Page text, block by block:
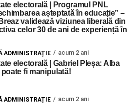
electorală | Programul PNL
așteptată în educație” –
validează viziunea liberală din
celor 30 de ani de experiență în
ADMINISTRAȚIE acum 2 ani
electorală | Gabriel Pleșa: Alba
poate fi manipulată!
ADMINISTRAȚIE acum 2 ani